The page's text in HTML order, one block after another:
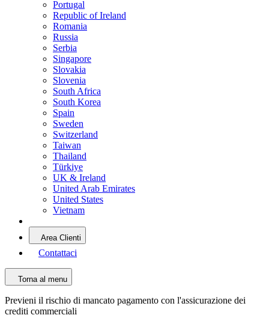
Portugal
Republic of Ireland
Romania
Russia
Serbia
Singapore
Slovakia
Slovenia
South Africa
South Korea
Spain
Sweden
Switzerland
Taiwan
Thailand
Türkiye
UK & Ireland
United Arab Emirates
United States
Vietnam
Area Clienti
Contattaci
Torna al menu
Previeni il rischio di mancato pagamento con l'assicurazione dei
crediti commerciali